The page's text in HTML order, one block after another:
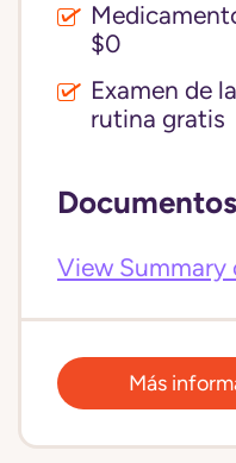
$0
Examen de
rutina gratis
View Summary
Más